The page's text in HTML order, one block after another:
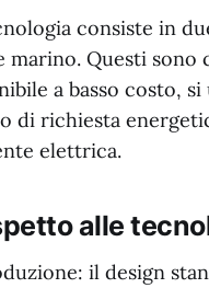
consiste in
marino. Questi
a basso costo,
di richiesta
elettrica.
alle
il design